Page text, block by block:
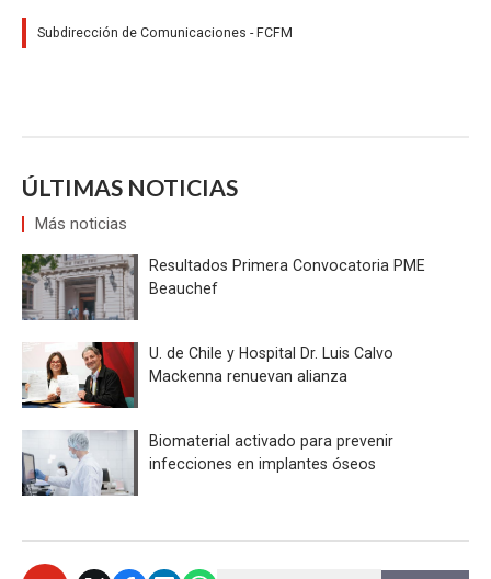
Subdirección de Comunicaciones - FCFM
ÚLTIMAS NOTICIAS
Más noticias
Resultados Primera Convocatoria PME
Beauchef
U. de Chile y Hospital Dr. Luis Calvo
Mackenna renuevan alianza
Biomaterial activado para prevenir
infecciones en implantes óseos